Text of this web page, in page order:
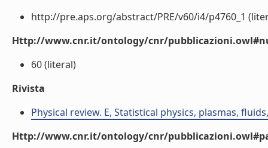
http://pre.aps.org/abstract/PRE/v60/i4/p4760_1
Http://www.cnr.it/ontology/cnr/
60 (literal)
Rivista
Physical review. E, Statistical physics, plasmas,
Http://www.cnr.it/ontology/cnr/